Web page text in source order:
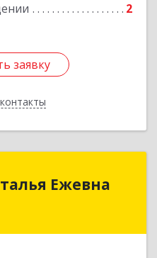
2
заявку
заявку
Ежевна
Ежевна
Воскресенский р-н,